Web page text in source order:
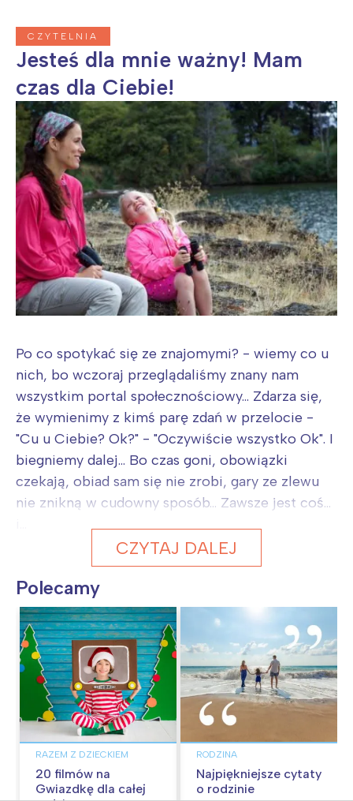
CZYTELNIA
Jesteś dla mnie ważny! Mam
czas dla Ciebie!
Po co spotykać się ze znajomymi? - wiemy co u
nich, bo wczoraj przeglądaliśmy znany nam
wszystkim portal społecznościowy... Zdarza się,
że wymienimy z kimś parę zdań w przelocie -
"Cu u Ciebie? Ok?" - "Oczywiście wszystko Ok". I
biegniemy dalej... Bo czas goni, obowiązki
czekają, obiad sam się nie zrobi, gary ze zlewu
nie znikną w cudowny sposób... Zawsze jest coś...
CZYTAJ DALEJ
Polecamy
RAZEM Z DZIECKIEM
20 filmów na
Gwiazdkę dla całej
RODZINA
Najpiękniejsze cytaty
o rodzinie